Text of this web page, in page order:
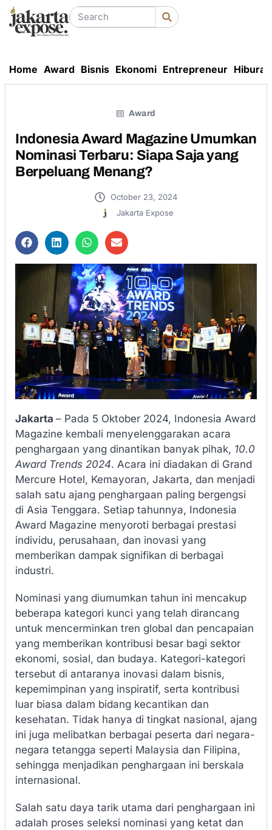
Home Award Bisnis Ekonomi Entrepreneur Hiburan
Award
Indonesia Award Magazine Umumkan
Nominasi Terbaru: Siapa Saja yang
Berpeluang Menang?
October 23, 2024
Jakarta Expose
Jakarta – Pada 5 Oktober 2024, Indonesia Award
Magazine kembali menyelenggarakan acara
penghargaan yang dinantikan banyak pihak, 10.0
Award Trends 2024. Acara ini diadakan di Grand
Mercure Hotel, Kemayoran, Jakarta, dan menjadi
salah satu ajang penghargaan paling bergengsi
di Asia Tenggara. Setiap tahunnya, Indonesia
Award Magazine menyoroti berbagai prestasi
individu, perusahaan, dan inovasi yang
memberikan dampak signifikan di berbagai
industri.
Nominasi yang diumumkan tahun ini mencakup
beberapa kategori kunci yang telah dirancang
untuk mencerminkan tren global dan pencapaian
yang memberikan kontribusi besar bagi sektor
ekonomi, sosial, dan budaya. Kategori-kategori
tersebut di antaranya inovasi dalam bisnis,
kepemimpinan yang inspiratif, serta kontribusi
luar biasa dalam bidang kecantikan dan
kesehatan. Tidak hanya di tingkat nasional, ajang
ini juga melibatkan berbagai peserta dari negara-
negara tetangga seperti Malaysia dan Filipina,
sehingga menjadikan penghargaan ini berskala
internasional.
Salah satu daya tarik utama dari penghargaan ini
adalah proses seleksi nominasi yang ketat dan